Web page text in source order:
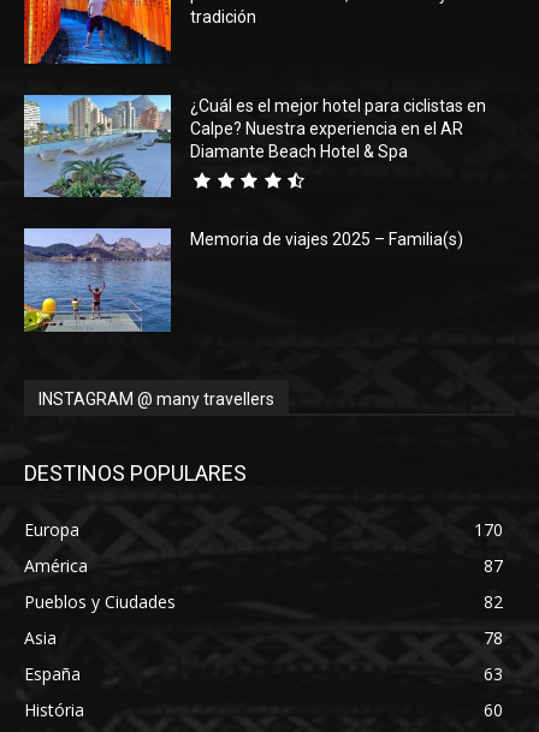
tradición
¿Cuál es el mejor hotel para ciclistas en
Calpe? Nuestra experiencia en el AR
Diamante Beach Hotel & Spa
Memoria de viajes 2025 – Familia(s)
INSTAGRAM @ many travellers
DESTINOS POPULARES
Europa
170
América
87
Pueblos y Ciudades
82
Asia
78
España
63
História
60